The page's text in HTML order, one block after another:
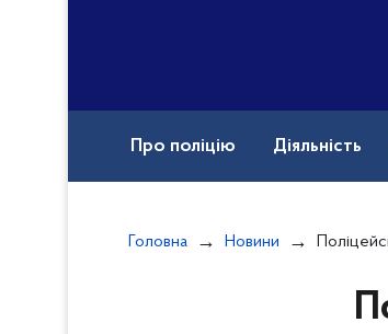
Про поліцію Діяльність
Головна Новини Поліцейські